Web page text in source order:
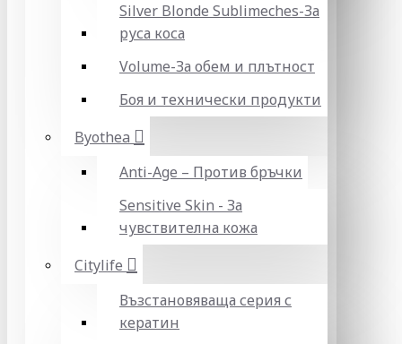
Silver Blonde Sublіmeches-За
руса коса
Volume-За обем и плътност
Боя и технически продукти
Byothea
Anti-Age – Против бръчки
Sensitive Skin - За
чувствителна кожа
Citylife
Възстановяваща серия с
кератин